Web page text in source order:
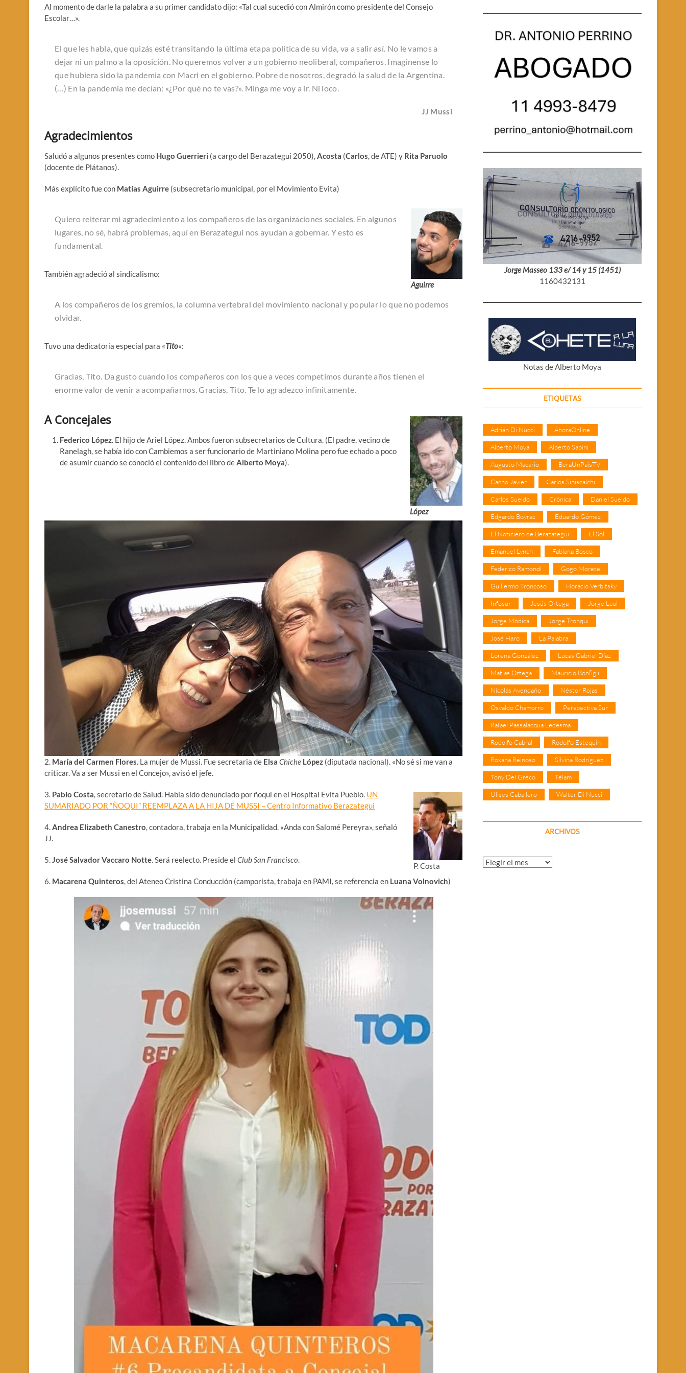
Al momento de darle la palabra a su primer candidato dijo: «Tal cual sucedió con Almirón como presidente del Consejo
Escolar…».
El que les habla, que quizás esté transitando la última etapa política de su vida, va a salir así. No le vamos a
dejar ni un palmo a la oposición. No queremos volver a un gobierno neoliberal, compañeros. Imagínense lo
que hubiera sido la pandemia con Macri en el gobierno. Pobre de nosotros, degradó la salud de la Argentina.
(…) En la pandemia me decían: «¿Por qué no te vas?». Minga me voy a ir. Ni loco.
JJ Mussi
Agradecimientos
Saludó a algunos presentes como Hugo Guerrieri (a cargo del Berazategui 2050),Acosta (Carlos, de ATE) y Rita Paruolo
(docente de Plátanos).
Más explícito fue con Matías Aguirre (subsecretario municipal, por el Movimiento Evita)
Aguirre
Quiero reiterar mi agradecimiento a los compañeros de las organizaciones sociales. En algunos
lugares, no sé, habrá problemas, aquí en Berazategui nos ayudan a gobernar. Y esto es
fundamental.
También agradeció al sindicalismo:
A los compañeros de los gremios, la columna vertebral del movimiento nacional y popular lo que no podemos
olvidar.
Tuvo una dedicatoria especial para «Tito«:
Gracias, Tito. Da gusto cuando los compañeros con los que a veces competimos durante años tienen el
enorme valor de venir a acompañarnos. Gracias, Tito. Te lo agradezco infinitamente.
López
A Concejales
Federico López. El hijo de Ariel López. Ambos fueron subsecretarios de Cultura. (El padre, vecino de
Ranelagh, se había ido con Cambiemos a ser funcionario de Martiniano Molina pero fue echado a poco
de asumir cuando se conoció el contenido del libro deAlberto Moya).
2. María del Carmen Flores. La mujer de Mussi. Fue secretaria de Elsa Chiche López (diputada nacional). «No sé si me van a
criticar. Va a ser Mussi en el Concejo», avisó el jefe.
P. Costa
3. Pablo Costa, secretario de Salud. Había sido denunciado por ñoqui en el Hospital Evita Pueblo. UN
SUMARIADO POR “ÑOQUI” REEMPLAZA A LA HIJA DE MUSSI – Centro Informativo Berazategui
4.Andrea Elizabeth Canestro, contadora, trabaja en la Municipalidad. «Anda con Salomé Pereyra», señaló
JJ.
5.José Salvador Vaccaro Notte. Será reelecto. Preside el Club San Francisco.
6. Macarena Quinteros, del Ateneo Cristina Conducción (camporista, trabaja en PAMI, se referencia en Luana Volnovich)
Jorge Masseo 133 e/ 14 y 15 (1451)
1160432131
Notas de Alberto Moya
ETIQUETAS
Adrián Di Nucci AhoraOnline
Alberto Moya Alberto Sabini
Augusto Macario BeraUnPaisTV
Cacho Javier Carlos Siniscalchi
Carlos Sueldo Crónica Daniel Sueldo
Edgardo Boyraz Eduardo Gómez
El Noticiero de Berazategui El Sol
Emanuel Lynch Fabiana Bosco
Federico Ramondi Gogo Morete
Guillermo Troncoso Horacio Verbitsky
Infosur Jesús Ortega Jorge Leal
Jorge Módica Jorge Tronqui
José Haro La Palabra
Lorena González Lucas Gabriel Díaz
Matías Ortega Mauricio Bonfigli
Nicolás Avendaño Néstor Rojas
Osvaldo Chamorro Perspectiva Sur
Rafael Passalacqua Ledesma
Rodolfo Cabral Rodolfo Estequin
Roxana Reinoso Silvina Rodríguez
Tony Del Greco Télam
Ulises Caballero Walter Di Nucci
ARCHIVOS
Archivos